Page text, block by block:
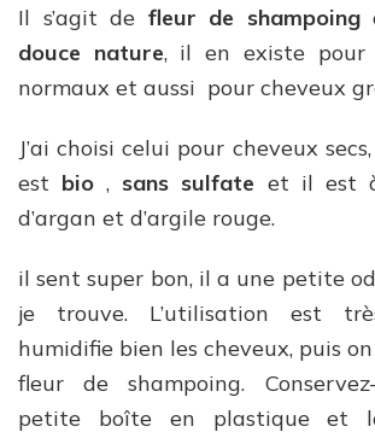
Il s’agit de fleur de shampoing
douce nature, il en existe pour
normaux et aussi pour cheveux
J’ai choisi celui pour cheveux
est bio , sans sulfate et il est
d’argan et d’argile rouge.
il sent super bon, il a une petite
je trouve. L’utilisation est
humidifie bien les cheveux, puis
fleur de shampoing.
petite boîte en plastique et